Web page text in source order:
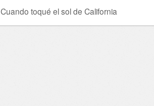
Cuando toqué el sol de California